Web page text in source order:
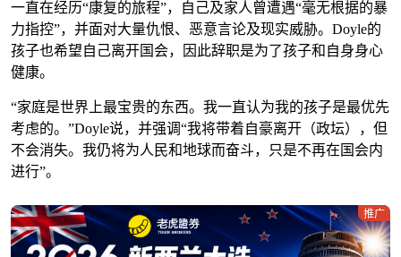
一直在经历“康复的旅程”，自己及家人曾遭遇“毫无根据的暴
力指控”，并面对大量仇恨、恶意言论及现实威胁。Doyle的
孩子也希望自己离开国会，因此辞职是为了孩子和自身身心
健康。
“家庭是世界上最宝贵的东西。我一直认为我的孩子是最优先
考虑的。”Doyle说，并强调“我将带着自豪离开（政坛），但
不会消失。我仍将为人民和地球而奋斗，只是不再在国会内
进行”。
推广